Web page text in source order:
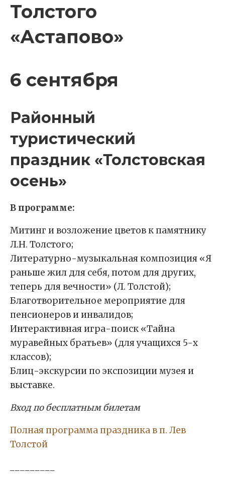
Толстого
«Астапово»
6 сентября
Районный
туристический
праздник «Толстовская
осень»
В программе:
Митинг и возложение цветов к памятнику
Л.Н. Толстого;
Литературно-музыкальная композиция «Я
раньше жил для себя, потом для других,
теперь для вечности» (Л. Толстой);
Благотворительное мероприятие для
пенсионеров и инвалидов;
Интерактивная игра-поиск «Тайна
муравейных братьев» (для учащихся 5-х
классов);
Блиц-экскурсии по экспозиции музея и
выставке.
Вход по бесплатным билетам
Полная программа праздника в п. Лев
Толстой